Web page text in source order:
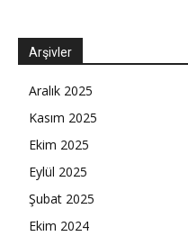
Arşivler
Aralık 2025
Kasım 2025
Ekim 2025
Eylül 2025
Şubat 2025
Ekim 2024